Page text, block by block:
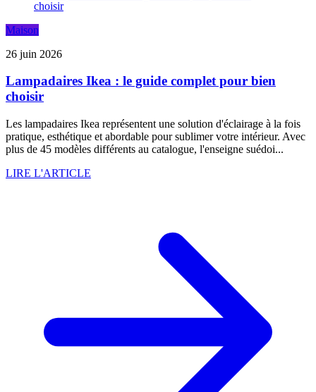
Maison
26 juin 2026
Lampadaires Ikea : le guide complet pour bien
choisir
Les lampadaires Ikea représentent une solution d'éclairage à la fois
pratique, esthétique et abordable pour sublimer votre intérieur. Avec
plus de 45 modèles différents au catalogue, l'enseigne suédoi...
LIRE L'ARTICLE